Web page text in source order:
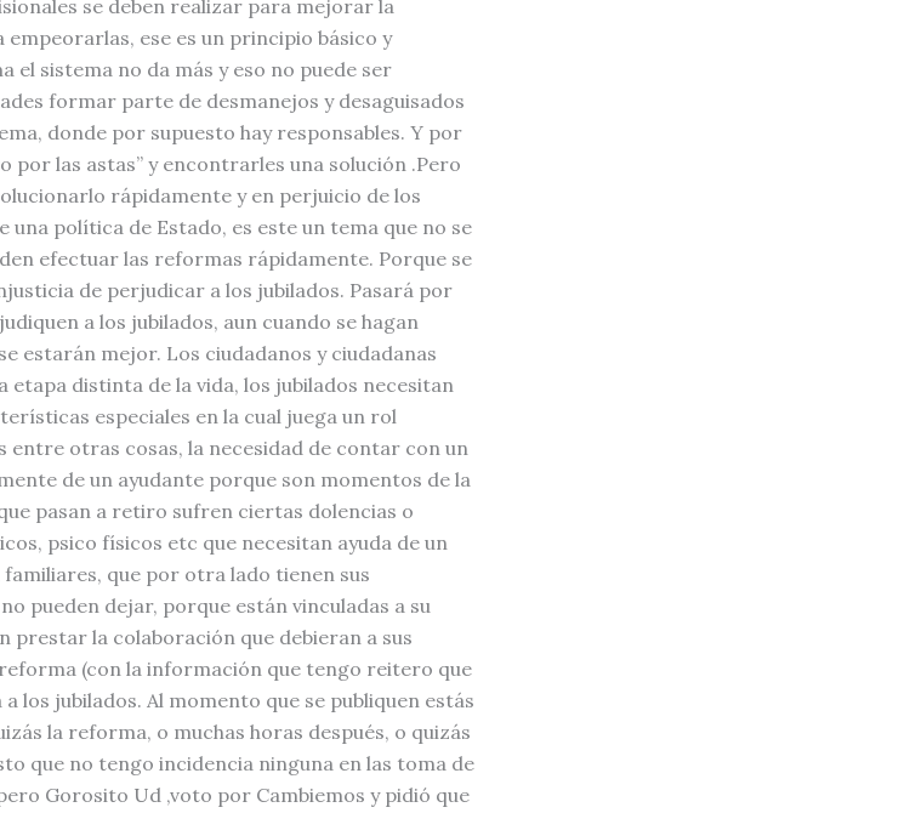
se deben realizar para mejorar la
ese es un principio básico y
el sistema no da más y eso no puede ser
formar parte de desmanejos y desaguisados
donde por supuesto hay responsables. Y por
por las astas” y encontrarles una solución .Pero
rápidamente y en perjuicio de los
política de Estado, es este un tema que no se
efectuar las reformas rápidamente. Porque se
de perjudicar a los jubilados. Pasará por
a los jubilados, aun cuando se hagan
estarán mejor. Los ciudadanos y ciudadanas
etapa distinta de la vida, los jubilados necesitan
especiales en la cual juega un rol
entre otras cosas, la necesidad de contar con un
de un ayudante porque son momentos de la
pasan a retiro sufren ciertas dolencias o
psico físicos etc que necesitan ayuda de un
que por otra lado tienen sus
pueden dejar, porque están vinculadas a su
prestar la colaboración que debieran a sus
(con la información que tengo reitero que
los jubilados. Al momento que se publiquen estás
la reforma, o muchas horas después, o quizás
que no tengo incidencia ninguna en las toma de
Gorosito Ud ,voto por Cambiemos y pidió que